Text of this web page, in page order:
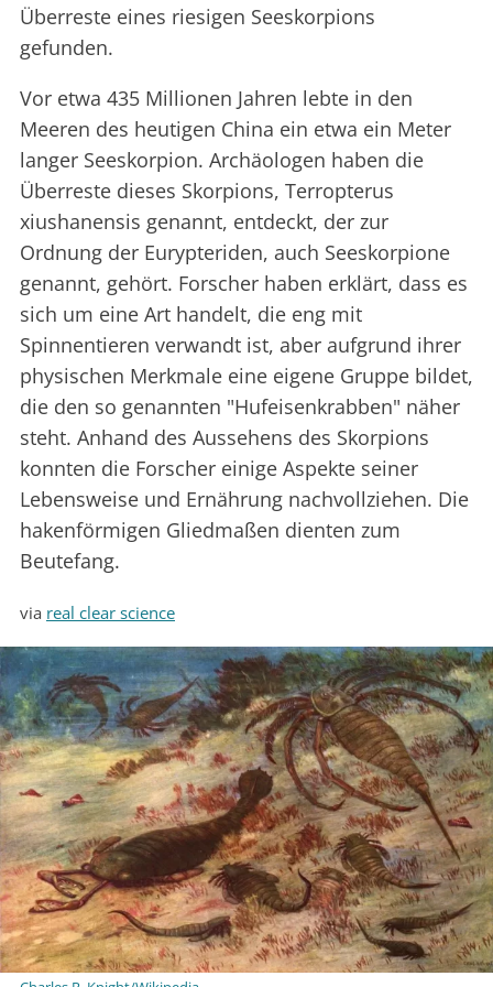
Überreste eines riesigen Seeskorpions
gefunden.
Vor etwa 435 Millionen Jahren lebte in den
Meeren des heutigen China ein etwa ein Meter
langer Seeskorpion. Archäologen haben die
Überreste dieses Skorpions, Terropterus
xiushanensis genannt, entdeckt, der zur
Ordnung der Eurypteriden, auch Seeskorpione
genannt, gehört. Forscher haben erklärt, dass es
sich um eine Art handelt, die eng mit
Spinnentieren verwandt ist, aber aufgrund ihrer
physischen Merkmale eine eigene Gruppe bildet,
die den so genannten "Hufeisenkrabben" näher
steht. Anhand des Aussehens des Skorpions
konnten die Forscher einige Aspekte seiner
Lebensweise und Ernährung nachvollziehen. Die
hakenförmigen Gliedmaßen dienten zum
Beutefang.
via real clear science